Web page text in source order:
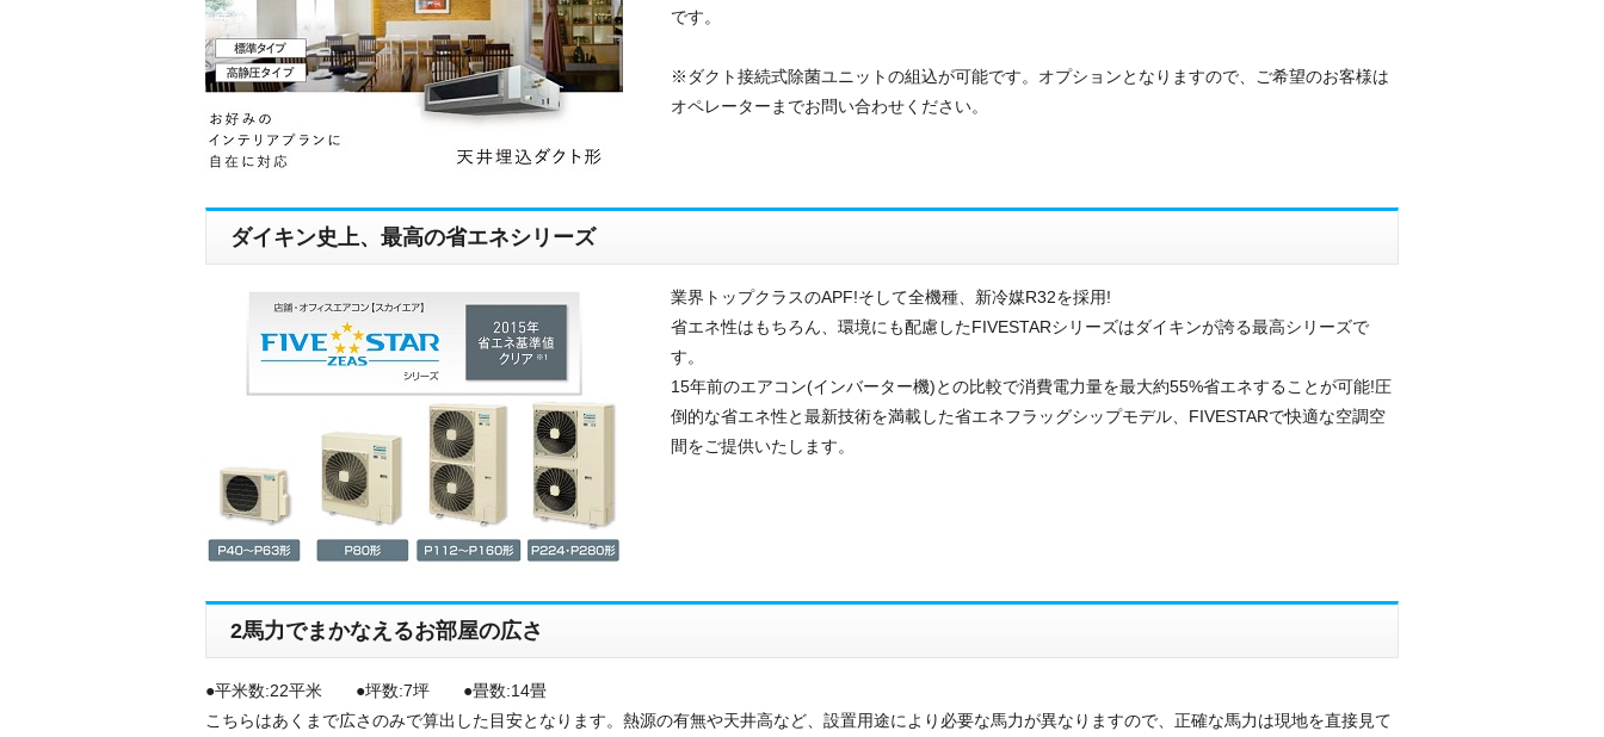
です。
※ダクト接続式除菌ユニットの組込が可能です。オプションとなりますので、ご希望のお客様は
オペレーターまでお問い合わせください。
ダイキン史上、最高の省エネシリーズ
業界トップクラスのAPF!そして全機種、新冷媒R32を採用!
省エネ性はもちろん、環境にも配慮したFIVESTARシリーズはダイキンが誇る最高シリーズで
す。
15年前のエアコン(インバーター機)との比較で消費電力量を最大約55%省エネすることが可能!圧
倒的な省エネ性と最新技術を満載した省エネフラッグシップモデル、FIVESTARで快適な空調空
間をご提供いたします。
2馬力でまかなえるお部屋の広さ
●平米数:22平米 ●坪数:7坪 ●畳数:14畳
こちらはあくまで広さのみで算出した目安となります。熱源の有無や天井高など、設置用途により必要な馬力が異なりますので、正確な馬力は現地を直接見て
お問合せ内容
(ご選択ください)
機器お見積り依頼
ご相談